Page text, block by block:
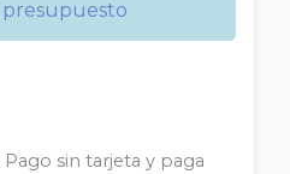
sin tarjeta y paga
presupuesto